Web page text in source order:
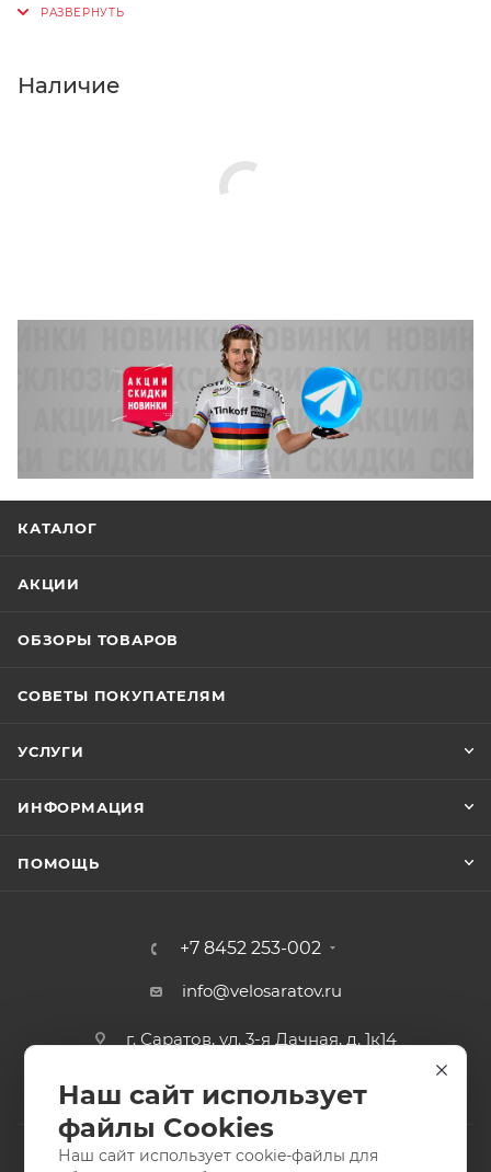
Нажмите кнопку «Оформить заказ».
Наличие
КАТАЛОГ
АКЦИИ
ОБЗОРЫ ТОВАРОВ
СОВЕТЫ ПОКУПАТЕЛЯМ
УСЛУГИ
ИНФОРМАЦИЯ
ПОМОЩЬ
+7 8452 253-002
info@velosaratov.ru
г. Саратов, ул. 3-я Дачная, д. 1к14
Наш сайт использует
файлы Cookies
Наш сайт использует cookie-файлы для